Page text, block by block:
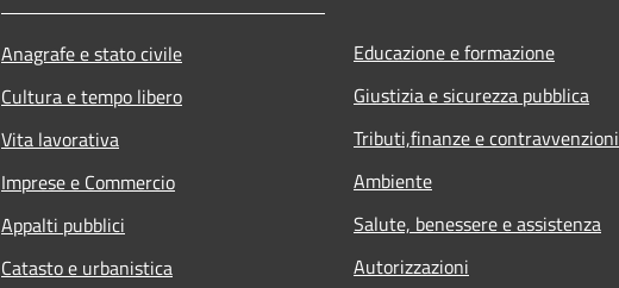
Anagrafe e stato civile
Cultura e tempo libero
Vita lavorativa
Imprese e Commercio
Appalti pubblici
Catasto e urbanistica
Educazione e formazione
Giustizia e sicurezza pubblica
Tributi,finanze e contravvenzioni
Ambiente
Salute, benessere e assistenza
Autorizzazioni